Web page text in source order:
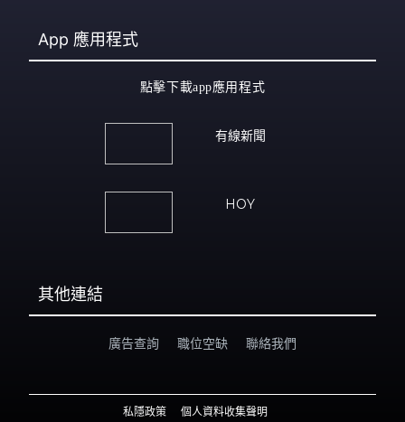
App 應用程式
點擊下載app應用程式
有線新聞
HOY
其他連結
廣告查詢 職位空缺 聯絡我們
私隱政策 個人資料收集聲明